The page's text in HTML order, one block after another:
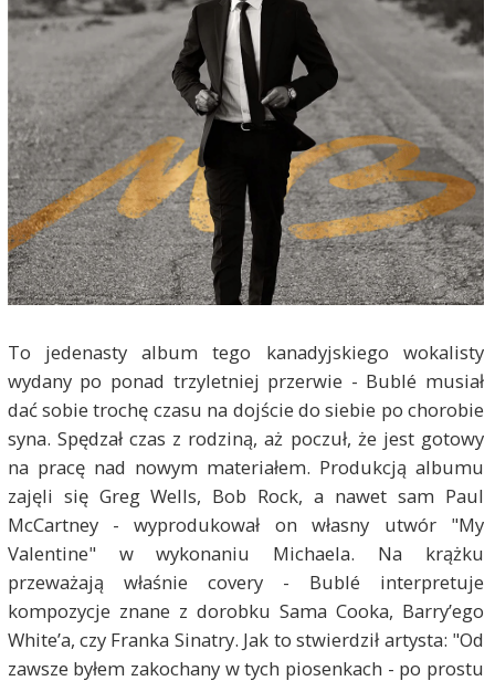
To jedenasty album tego kanadyjskiego wokalisty
wydany po ponad trzyletniej przerwie - Bublé musiał
dać sobie trochę czasu na dojście do siebie po chorobie
syna. Spędzał czas z rodziną, aż poczuł, że jest gotowy
na pracę nad nowym materiałem. Produkcją albumu
zajęli się Greg Wells, Bob Rock, a nawet sam Paul
McCartney - wyprodukował on własny utwór "My
Valentine" w wykonaniu Michaela. Na krążku
przeważają właśnie covery - Bublé interpretuje
kompozycje znane z dorobku Sama Cooka, Barry’ego
White’a, czy Franka Sinatry. Jak to stwierdził artysta: "Od
zawsze byłem zakochany w tych piosenkach - po prostu